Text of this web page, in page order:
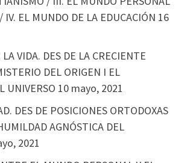
EL MUNDO DE LA EDUCACIÓN 16
VIDA. DES DE LA CRECIENTE
DEL ORIGEN I EL
UNIVERSO 10 mayo, 2021
DES DE POSICIONES ORTODOXAS
AGNÓSTICA DEL
2021